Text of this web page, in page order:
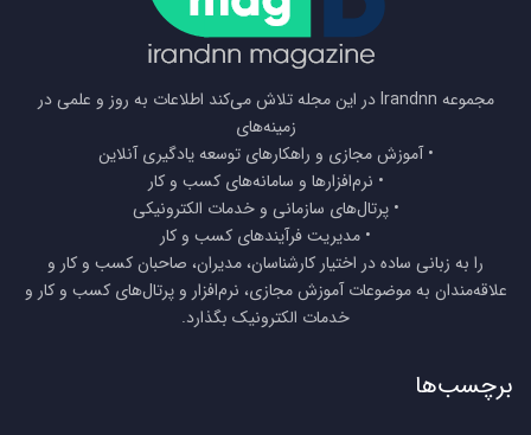
مجموعه Irandnn در این مجله تلاش می‌کند اطلاعات به روز و علمی در
زمینه‌های
• آموزش مجازی و راهکارهای توسعه یادگیری آنلاین
• نرم‌افزارها و سامانه‌های کسب و کار
• پرتال‌های سازمانی و خدمات الکترونیکی
• مدیریت فرآیندهای کسب و کار
را به زبانی ساده در اختیار کارشناسان، مدیران، صاحبان کسب و کار و
علاقه‌مندان به موضوعات آموزش مجازی، نرم‌افزار و پرتال‌های کسب و کار و
خدمات الکترونیک بگذارد.
برچسب‌ها